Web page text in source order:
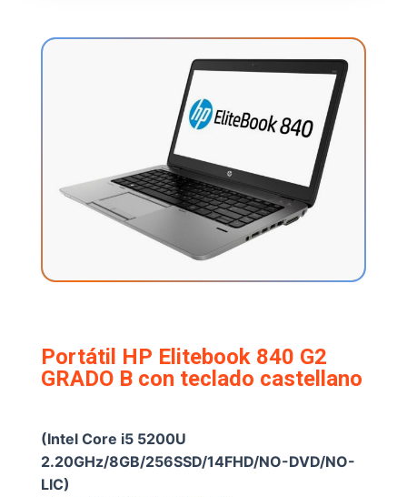
Portátil HP Elitebook 840 G2
GRADO B con teclado castellano
(Intel Core i5 5200U
2.20GHz/8GB/256SSD/14FHD/NO-DVD/NO-
LIC)